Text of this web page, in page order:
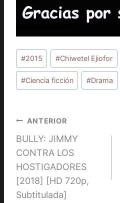
Etiquetas
de
la
#2015 #Chiwetel Ejiofor
#Ciencia ficción #Drama
Navegación
de
entradas
ANTERIOR
BULLY: JIMMY
CONTRA LOS
HOSTIGADORES
[2018] [HD 720p,
Subtitulada]